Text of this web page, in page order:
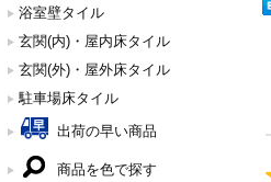
浴室壁タイル
玄関(内)・屋内床タイル
玄関(外)・屋外床タイル
駐車場床タイル
出荷の早い商品
商品を色で探す